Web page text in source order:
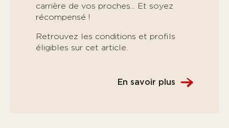
carrière de vos proches... Et soyez
récompensé !
Retrouvez les conditions et profils
éligibles sur cet article.
En savoir plus